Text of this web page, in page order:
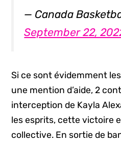
— Canada
September 22,
Si ce sont évidemment
une mention d’aide, 2
interception de Kayla
les esprits, cette victoire
collective. En sortie de